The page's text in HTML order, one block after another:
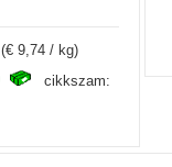
(€ 9,74 / kg)
cikkszam: